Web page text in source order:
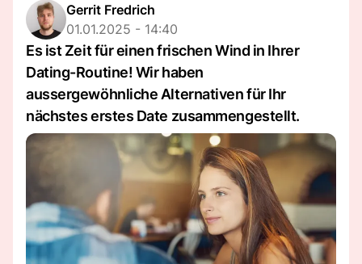
Gerrit Fredrich
01.01.2025 - 14:40
Es ist Zeit für einen frischen Wind in Ihrer
Dating-Routine! Wir haben
aussergewöhnliche Alternativen für Ihr
nächstes erstes Date zusammengestellt.